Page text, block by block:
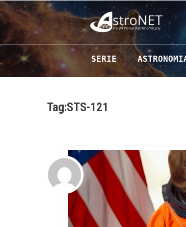
Przejdź do zawartości
SERIE
Tag:STS-121